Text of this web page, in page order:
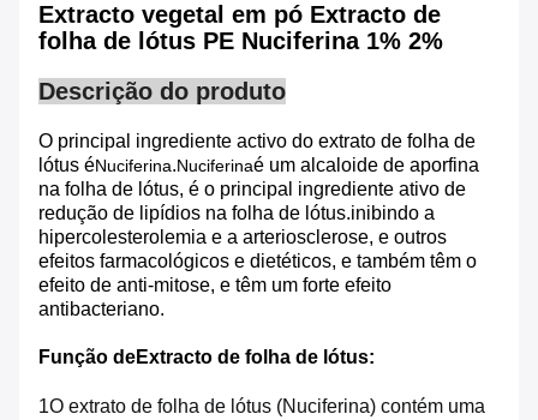
Extracto vegetal em pó Extracto de
folha de lótus PE Nuciferina 1% 2%
Descrição do produto
O principal ingrediente activo do extrato de folha de
lótus éNuciferina.Nuciferinaé um alcaloide de aporfina
na folha de lótus, é o principal ingrediente ativo de
redução de lipídios na folha de lótus.inibindo a
hipercolesterolemia e a arteriosclerose, e outros
efeitos farmacológicos e dietéticos, e também têm o
efeito de anti-mitose, e têm um forte efeito
antibacteriano.
Função deExtracto de folha de lótus:
1O extrato de folha de lótus (Nuciferina) contém uma